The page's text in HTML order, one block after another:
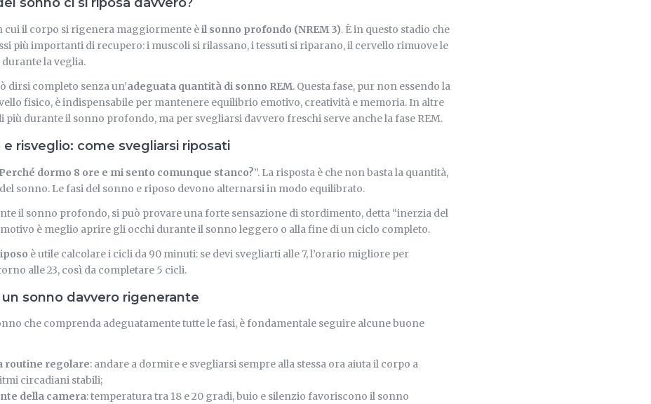
cui il corpo si rigenera maggiormente èil sonno profondo (NREM 3). È in questo stadio che
più importanti di recupero: i muscoli si rilassano, i tessuti si riparano, il cervello rimuove le
la veglia.
dirsi completo senza un’adeguata quantità di sonno REM. Questa fase, pur non essendo la
fisico, è indispensabile per mantenere equilibrio emotivo, creatività e memoria. In altre
più durante il sonno profondo, ma per svegliarsi davvero freschi serve anche la fase REM.
e risveglio: come svegliarsi riposati
Perché dormo 8 ore e mi sento comunque stanco?”. La risposta è che non basta la quantità,
sonno. Le fasi del sonno e riposo devono alternarsi in modo equilibrato.
il sonno profondo, si può provare una forte sensazione di stordimento, detta “inerzia del
motivo è meglio aprire gli occhi durante il sonno leggero o alla fine di un ciclo completo.
è utile calcolare i cicli da 90 minuti: se devi svegliarti alle 7, l’orario migliore per
alle 23, così da completare 5 cicli.
sonno davvero rigenerante
che comprenda adeguatamente tutte le fasi, è fondamentale seguire alcune buone
routine regolare: andare a dormire e svegliarsi sempre alla stessa ora aiuta il corpo a
circadiani stabili;
della camera: temperatura tra 18 e 20 gradi, buio e silenzio favoriscono il sonno